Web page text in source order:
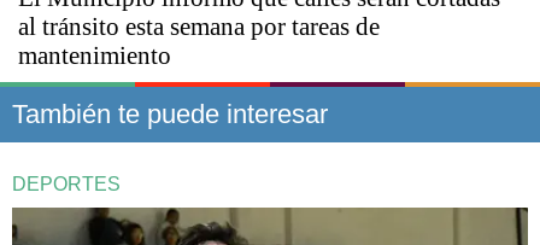
al tránsito esta semana por tareas de
mantenimiento
También te puede interesar
DEPORTES